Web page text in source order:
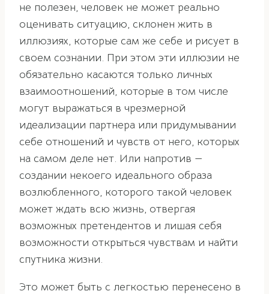
не полезен, человек не может реально
оценивать ситуацию, склонен жить в
иллюзиях, которые сам же себе и рисует в
своем сознании. При этом эти иллюзии не
обязательно касаются только личных
взаимоотношений, которые в том числе
могут выражаться в чрезмерной
идеализации партнера или придумывании
себе отношений и чувств от него, которых
на самом деле нет. Или напротив —
создании некоего идеального образа
возлюбленного, которого такой человек
может ждать всю жизнь, отвергая
возможных претендентов и лишая себя
возможности открыться чувствам и найти
спутника жизни.
Это может быть с легкостью перенесено в